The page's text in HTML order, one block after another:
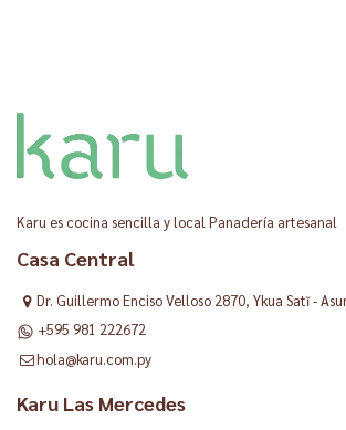
Karu es cocina sencilla y local Panadería artesanal
Casa Central
Dr. Guillermo Enciso Velloso 2870, Ykua Satĩ -
+595 981 222672
hola@karu.com.py
Karu Las Mercedes